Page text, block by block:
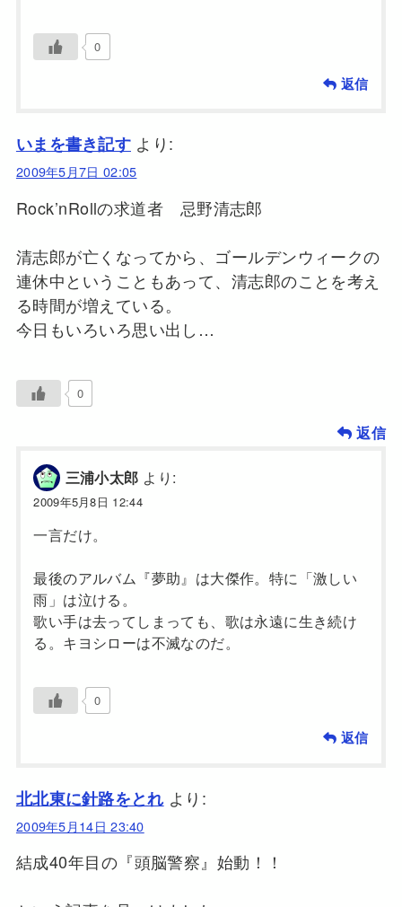
0
返信
いまを書き記す より:
2009年5月7日 02:05
Rock’nRollの求道者 忌野清志郎
清志郎が亡くなってから、ゴールデンウィークの
連休中ということもあって、清志郎のことを考え
る時間が増えている。
今日もいろいろ思い出し…
0
返信
三浦小太郎 より:
2009年5月8日 12:44
一言だけ。
最後のアルバム『夢助』は大傑作。特に「激しい
雨」は泣ける。
歌い手は去ってしまっても、歌は永遠に生き続け
る。キヨシローは不滅なのだ。
0
返信
北北東に針路をとれ より:
2009年5月14日 23:40
結成40年目の『頭脳警察』始動！！